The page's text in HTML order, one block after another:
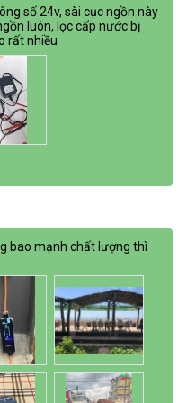
số 24v, sài cục ngồn này
luôn, lọc cấp nước bị
rất nhiều
bao mạnh chất lượng thì